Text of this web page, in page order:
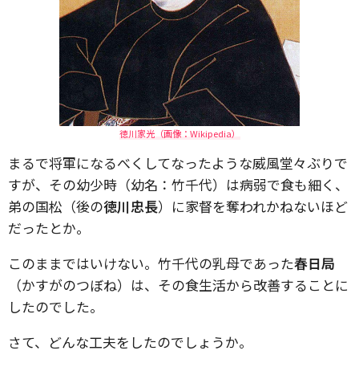
徳川家光（画像：Wikipedia）
まるで将軍になるべくしてなったような威風堂々ぶりで
すが、その幼少時（幼名：竹千代）は病弱で食も細く、
弟の国松（後の徳川忠長）に家督を奪われかねないほど
だったとか。
このままではいけない。竹千代の乳母であった春日局
（かすがのつぼね）は、その食生活から改善することに
したのでした。
さて、どんな工夫をしたのでしょうか。